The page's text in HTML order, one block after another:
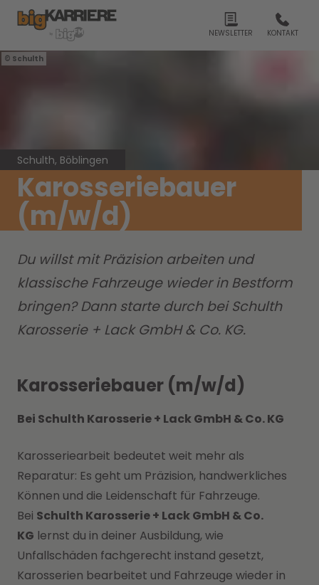
NEWSLETTER KONTAKT
Schulth
Schulth, Böblingen
Karosseriebauer
(m/w/d)
Du willst mit Präzision arbeiten und
klassische Fahrzeuge wieder in Bestform
bringen? Dann starte durch bei Schulth
Karosserie + Lack GmbH & Co. KG.
Karosseriebauer (m/w/d)
Bei Schulth Karosserie + Lack GmbH & Co. KG
Karosseriearbeit bedeutet weit mehr als
Reparatur: Es geht um Präzision, handwerkliches
Können und die Leidenschaft für Fahrzeuge.
Bei Schulth Karosserie + Lack GmbH & Co.
KG lernst du in deiner Ausbildung, wie
Unfallschäden fachgerecht instand gesetzt,
Karosserien bearbeitet und Fahrzeuge wieder in